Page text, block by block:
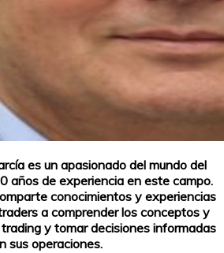
es un apasionado del mundo del
años de experiencia en este campo.
conocimientos y experiencias
a comprender los conceptos y
y tomar decisiones informadas
sus operaciones.